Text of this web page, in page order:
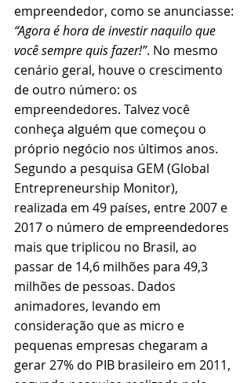
empreendedor, como se anunciasse:
“Agora é hora de investir naquilo que
você sempre quis fazer!”. No mesmo
cenário geral, houve o crescimento
de outro número: os
empreendedores. Talvez você
conheça alguém que começou o
próprio negócio nos últimos anos.
Segundo a pesquisa GEM (Global
Entrepreneurship Monitor),
realizada em 49 países, entre 2007 e
2017 o número de empreendedores
mais que triplicou no Brasil, ao
passar de 14,6 milhões para 49,3
milhões de pessoas. Dados
animadores, levando em
consideração que as micro e
pequenas empresas chegaram a
gerar 27% do PIB brasileiro em 2011,